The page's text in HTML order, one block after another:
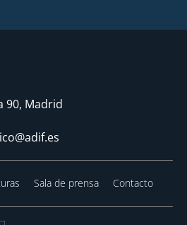
90, Madrid
Sala de prensa Contacto